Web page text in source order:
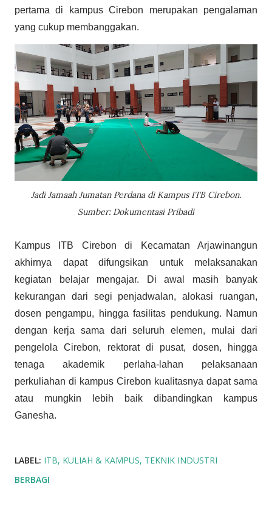
pertama di kampus Cirebon merupakan pengalaman
yang cukup membanggakan.
Jadi Jamaah Jumatan Perdana di Kampus ITB Cirebon.
Sumber: Dokumentasi Pribadi
Kampus ITB Cirebon di Kecamatan Arjawinangun
akhirnya dapat difungsikan untuk melaksanakan
kegiatan belajar mengajar. Di awal masih banyak
kekurangan dari segi penjadwalan, alokasi ruangan,
dosen pengampu, hingga fasilitas pendukung. Namun
dengan kerja sama dari seluruh elemen, mulai dari
pengelola Cirebon, rektorat di pusat, dosen, hingga
tenaga akademik perlaha-lahan pelaksanaan
perkuliahan di kampus Cirebon kualitasnya dapat sama
atau mungkin lebih baik dibandingkan kampus
Ganesha.
LABEL: ITB KULIAH & KAMPUS TEKNIK INDUSTRI
BERBAGI